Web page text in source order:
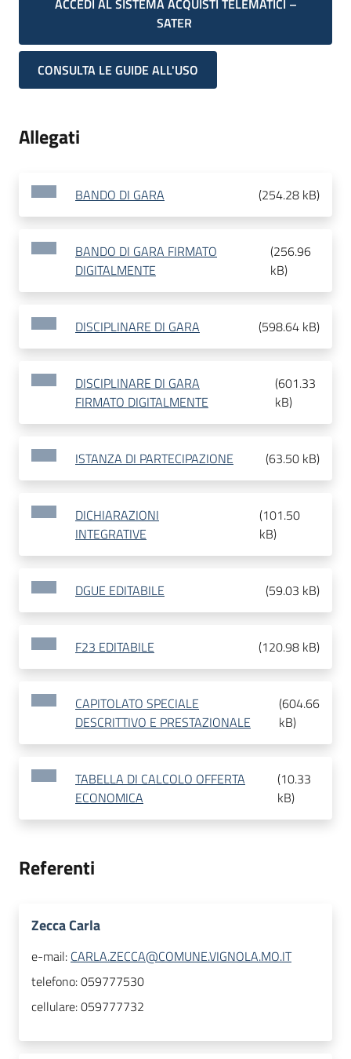
ACCEDI AL SISTEMA ACQUISTI TELEMATICI –
SATER
CONSULTA LE GUIDE ALL'USO
Allegati
BANDO DI GARA (254.28 kB)
BANDO DI GARA FIRMATO
DIGITALMENTE
(256.96
kB)
DISCIPLINARE DI GARA (598.64 kB)
DISCIPLINARE DI GARA
FIRMATO DIGITALMENTE
(601.33
kB)
ISTANZA DI PARTECIPAZIONE (63.50 kB)
DICHIARAZIONI
INTEGRATIVE
(101.50
kB)
DGUE EDITABILE (59.03 kB)
F23 EDITABILE (120.98 kB)
CAPITOLATO SPECIALE
DESCRITTIVO E PRESTAZIONALE
(604.66
kB)
TABELLA DI CALCOLO OFFERTA
ECONOMICA
(10.33
kB)
Referenti
Zecca Carla
e-mail: CARLA.ZECCA@COMUNE.VIGNOLA.MO.IT
telefono:059777530
cellulare:059777732